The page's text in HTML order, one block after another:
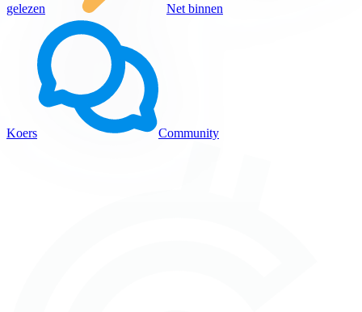
gelezen Net binnen
Koers Community